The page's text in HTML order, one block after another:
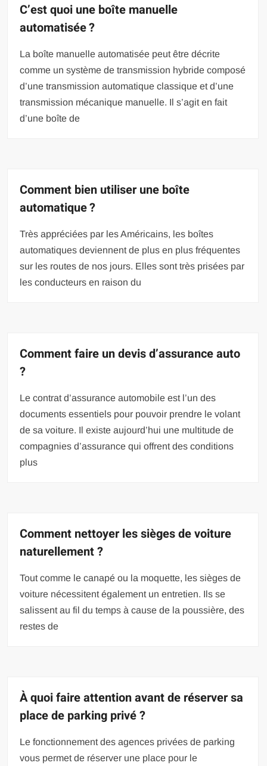
C’est quoi une boîte manuelle
automatisée ?
La boîte manuelle automatisée peut être décrite
comme un système de transmission hybride composé
d’une transmission automatique classique et d’une
transmission mécanique manuelle. Il s’agit en fait
d’une boîte de
Comment bien utiliser une boîte
automatique ?
Très appréciées par les Américains, les boîtes
automatiques deviennent de plus en plus fréquentes
sur les routes de nos jours. Elles sont très prisées par
les conducteurs en raison du
Comment faire un devis d’assurance auto
?
Le contrat d’assurance automobile est l’un des
documents essentiels pour pouvoir prendre le volant
de sa voiture. Il existe aujourd’hui une multitude de
compagnies d’assurance qui offrent des conditions
plus
Comment nettoyer les sièges de voiture
naturellement ?
Tout comme le canapé ou la moquette, les sièges de
voiture nécessitent également un entretien. Ils se
salissent au fil du temps à cause de la poussière, des
restes de
À quoi faire attention avant de réserver sa
place de parking privé ?
Le fonctionnement des agences privées de parking
vous permet de réserver une place pour le